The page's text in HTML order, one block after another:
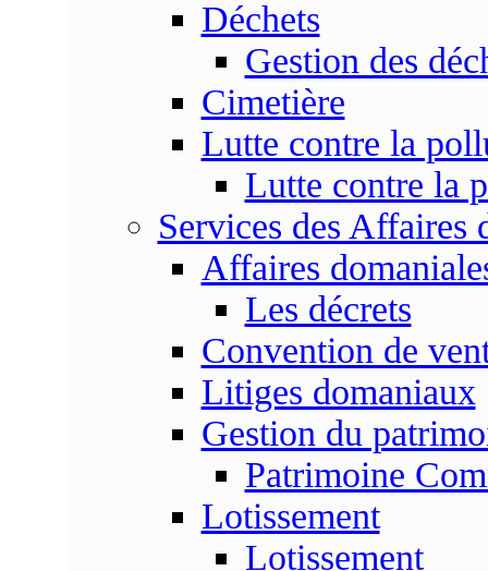
Déchets
Gestion des
Cimetière
Lutte contre la
Lutte contre la
Services des Affaires
Affaires
Les décrets
Convention de
Litiges domaniaux
Gestion du
Patrimoine
Lotissement
Lotissement